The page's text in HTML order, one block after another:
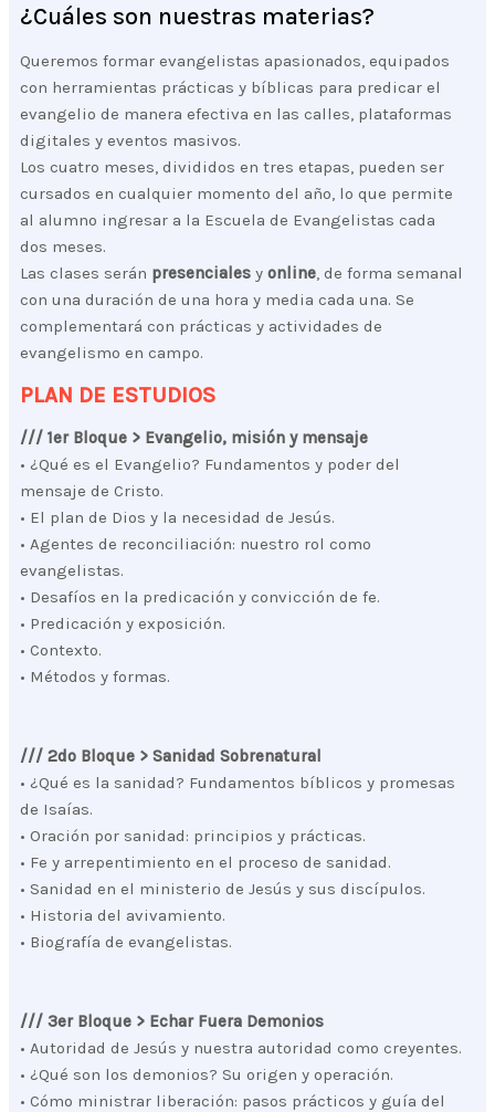
¿Cuáles son nuestras materias?
Queremos formar evangelistas apasionados, equipados
con herramientas prácticas y bíblicas para predicar el
evangelio de manera efectiva en las calles, plataformas
digitales y eventos masivos.
Los cuatro meses, divididos en tres etapas, pueden ser
cursados en cualquier momento del año, lo que permite
al alumno ingresar a la Escuela de Evangelistas cada
dos meses.
Las clases serán presenciales y online, de forma semanal
con una duración de una hora y media cada una. Se
complementará con prácticas y actividades de
evangelismo en campo.
PLAN DE ESTUDIOS
/// 1er Bloque > Evangelio, misión y mensaje
• ¿Qué es el Evangelio? Fundamentos y poder del
mensaje de Cristo.
• El plan de Dios y la necesidad de Jesús.
• Agentes de reconciliación: nuestro rol como
evangelistas.
• Desafíos en la predicación y convicción de fe.
• Predicación y exposición.
• Contexto.
• Métodos y formas.
/// 2do Bloque > Sanidad Sobrenatural
• ¿Qué es la sanidad? Fundamentos bíblicos y promesas
de Isaías.
• Oración por sanidad: principios y prácticas.
• Fe y arrepentimiento en el proceso de sanidad.
• Sanidad en el ministerio de Jesús y sus discípulos.
• Historia del avivamiento.
• Biografía de evangelistas.
/// 3er Bloque > Echar Fuera Demonios
• Autoridad de Jesús y nuestra autoridad como creyentes.
• ¿Qué son los demonios? Su origen y operación.
• Cómo ministrar liberación: pasos prácticos y guía del